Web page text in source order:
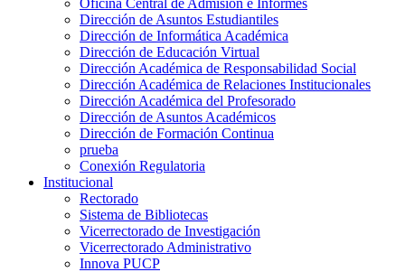
Oficina Central de Admisión e Informes
Dirección de Asuntos Estudiantiles
Dirección de Informática Académica
Dirección de Educación Virtual
Dirección Académica de Responsabilidad Social
Dirección Académica de Relaciones Institucionales
Dirección Académica del Profesorado
Dirección de Asuntos Académicos
Dirección de Formación Continua
prueba
Conexión Regulatoria
Institucional
Rectorado
Sistema de Bibliotecas
Vicerrectorado de Investigación
Vicerrectorado Administrativo
Innova PUCP